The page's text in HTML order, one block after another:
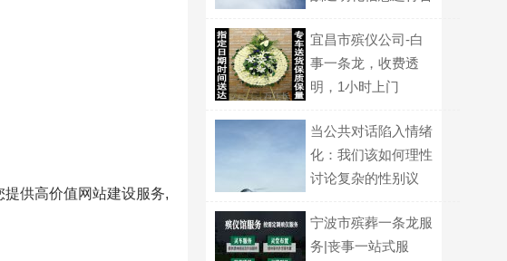
供高价值网站建设服务,
宜昌市殡仪公司-白
事一条龙，收费透
明，1小时上门
当公共对话陷入情绪
化：我们该如何理性
讨论复杂的性别议
宁波市殡葬一条龙服
务|丧事一站式服